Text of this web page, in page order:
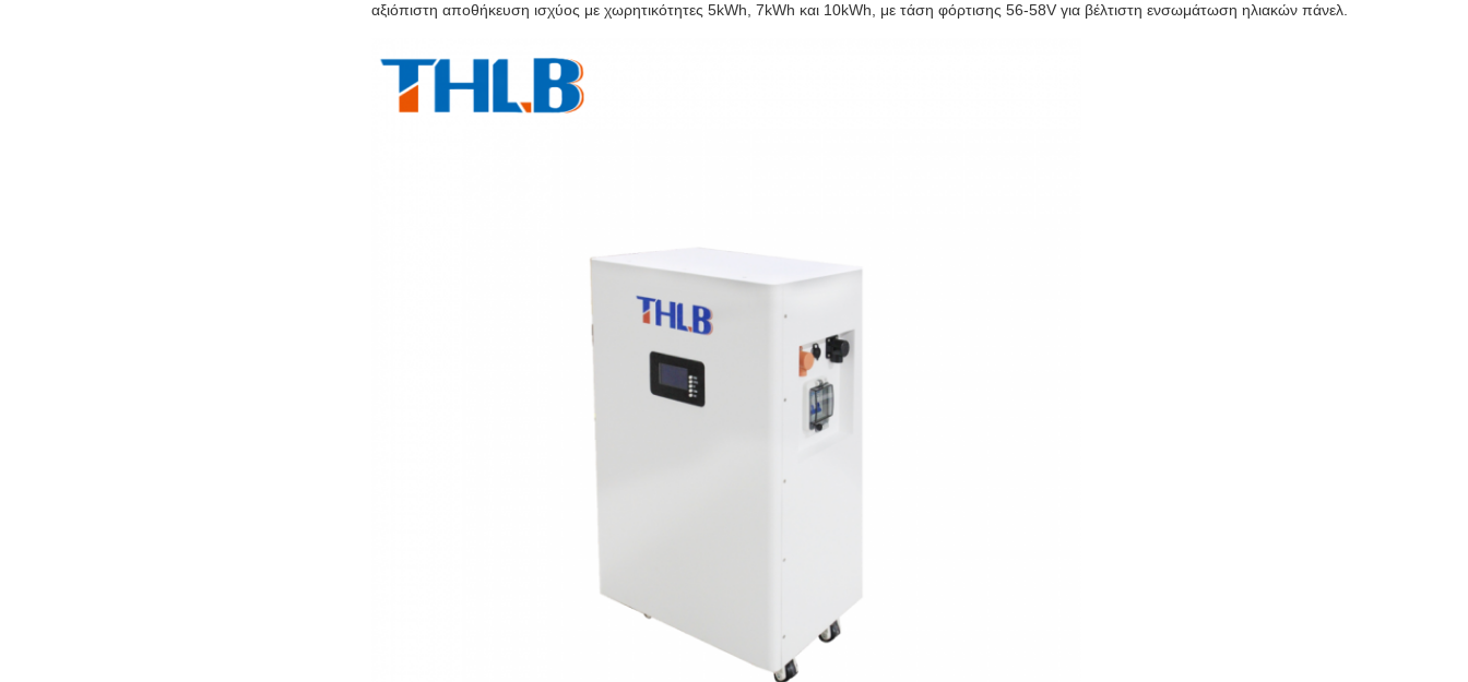
αξιόπιστη αποθήκευση ισχύος με χωρητικότητες 5kWh, 7kWh και 10kWh, με τάση φόρτισης 56-58V για βέλτιστη ενσωμάτωση ηλιακών πάνελ.